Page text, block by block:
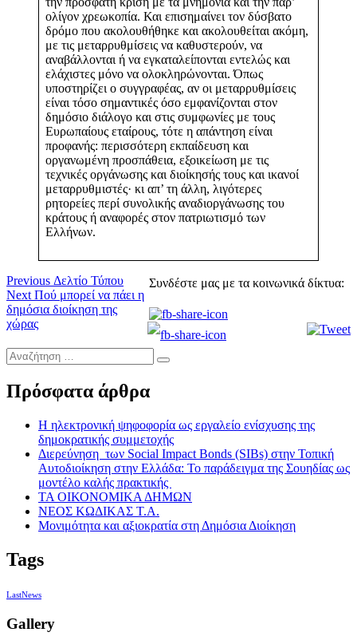
ολίγον χρεωκοπία. Και επισημαίνει τον δύσβατο
δρόμο που ακολουθήθηκε και ακολουθείται ακόμη,
με τις μεταρρυθμίσεις να καθυστερούν, να
αναβάλλονται ή να εγκαταλείπονται εντελώς και
ελάχιστες μόνο να ολοκληρώνονται. Όπως
υποστηρίζει ο συγγραφέας, αν οι μεταρρυθμίσεις
είναι τόσο σημαντικές όσο εμφανίζονται στον
δημόσιο διάλογο και στις συμφωνίες με τους
Ευρωπαίους εταίρους, τότε η απάντηση είναι
προφανής: περισσότερη εκπαίδευση και
οργανωμένη προσπάθεια, εξοικείωση με τις
τεχνικές οργάνωσης και διοίκησής τους και ικανοί
μεταρρυθμιστές· κι απ’ τη άλλη, λιγότερες
ρητορείες περί συνολικής αναδιοργάνωσης του
κράτους ή αναφορές στον πατριωτισμό των
Ελλήνων.
Συνδέστε μας με τα κοινωνικά δίκτυα:
Πλοήγηση
άρθρων
Previous Previous
post:
Δελτίο Τύπου
Next Next
post:
Πού μπορεί να πάει η
δημόσια διοίκηση της
χώρας
Αναζήτηση
…
Πρόσφατα άρθρα
Η ηλεκτρονική ψηφοφορία ως εργαλείο ενίσχυσης της
δημοκρατικής συμμετοχής
Διερεύνηση των Social Impact Bonds (SIBs) στην Τοπική
Αυτοδιοίκηση στην Ελλάδα: Το παράδειγμα της Σουηδίας ως
μοντέλο καλής πρακτικής
ΤΑ ΟΙΚΟΝΟΜΙΚΑ ΔΗΜΩΝ
ΝΕΟΣ ΚΩΔΙΚΑΣ Τ.Α.
Μονιμότητα και αξιοκρατία στη Δημόσια Διοίκηση
Tags
LastNews
Gallery